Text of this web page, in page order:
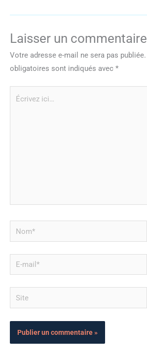
Laisser un commentaire
Votre adresse e-mail ne sera pas publiée.
obligatoires sont indiqués avec *
Nom*
mail*
Site